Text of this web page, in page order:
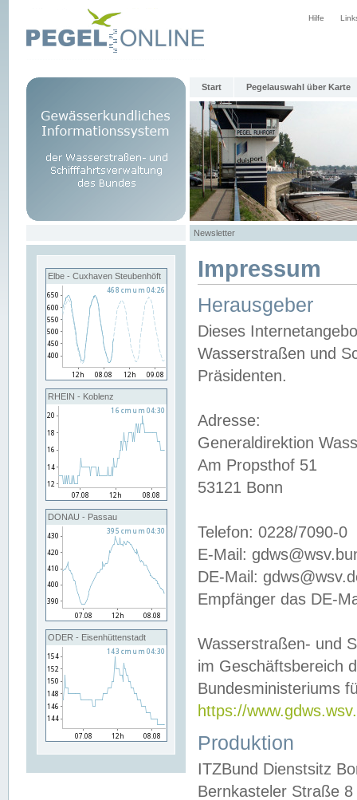
Hilfe
Start Pegelauswahl über Karte
Newsletter
Elbe - Cuxhaven Steubenhöft
RHEIN - Koblenz
DONAU - Passau
ODER - Eisenhüttenstadt
Impressum
Herausgeber
Dieses
Wasserstraßen und
Präsidenten.
Adresse:
Generaldirektion
Am Propsthof 51
53121 Bonn
Telefon: 0228/7090-0
E-Mail:
DE-Mail:
Empfänger das DE-
Wasserstraßen- und
im Geschäftsbereich
Bundesministeriums
https://
Produktion
ITZBund Dienstsitz
Bernkasteler Straße 8